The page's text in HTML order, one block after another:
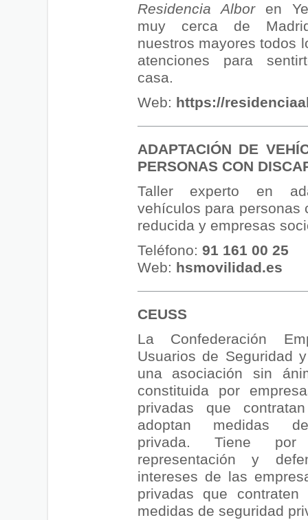
Residencia Alboren
muy cerca de
nuestros mayores todos
atenciones para
casa.
Web: https://
ADAPTACIÓN DE
PERSONAS CON
Taller experto en
vehículos para personas
reducida y empresas
Teléfono: 91 161 00 25
Web: hsmovilidad.es
CEUSS
La Confederación
Usuarios de Seguridad
una asociación sin
constituida por
privadas que
adoptan medidas
privada. Tiene
representación y
intereses de las
privadas que contraten
medidas de seguridad